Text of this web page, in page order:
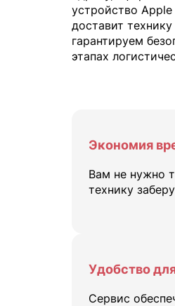
устройство
доставит
гарантируем
этапах
Экономия
Вам не нужно
технику
Удобство
Сервис